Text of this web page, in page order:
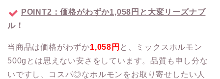
POINT2：価格がわずか1,058円と大変リーズナブ
ル！
当商品は価格がわずか1,058円 と、ミックスホルモン
500gとは思えない安さをしています。品質も申し分な
いですし、コスパ◎なホルモンをお取り寄せしたい人